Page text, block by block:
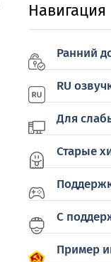
Навигация
Ранний
RU
Для
Старые
С
Пример